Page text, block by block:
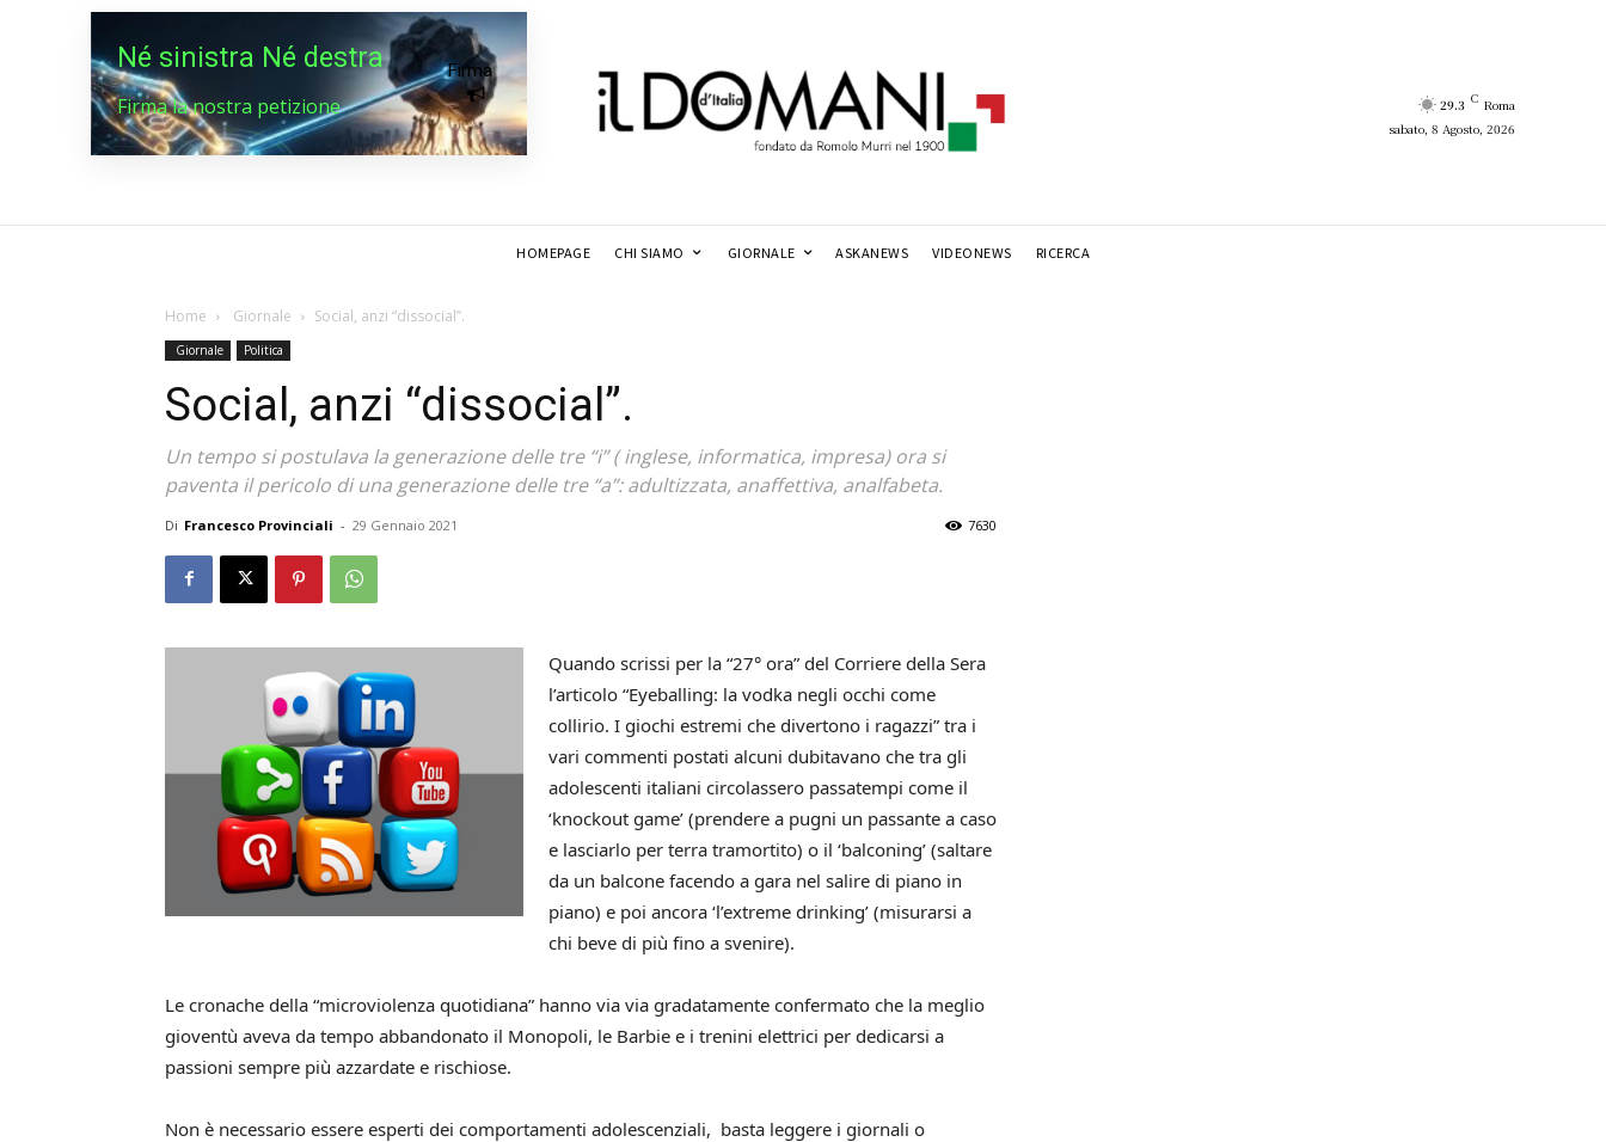
Né sinistra Né destra
Firma la nostra petizione
Firma
29.3 C Roma
sabato, 8 Agosto, 2026
HOMEPAGE CHI SIAMO GIORNALE ASKANEWS VIDEONEWS RICERCA
Home Giornale Social, anzi “dissocial”.
Giornale Politica
Social, anzi “dissocial”.
Un tempo si postulava la generazione delle tre “i” ( inglese, informatica, impresa) ora si
paventa il pericolo di una generazione delle tre “a”: adultizzata, anaffettiva, analfabeta.
Di Francesco Provinciali - 29 Gennaio 2021 7630
Quando scrissi per la “27° ora” del Corriere della Sera
l’articolo “Eyeballing: la vodka negli occhi come
collirio. I giochi estremi che divertono i ragazzi” tra i
vari commenti postati alcuni dubitavano che tra gli
adolescenti italiani circolassero passatempi come il
‘knockout game’ (prendere a pugni un passante a caso
e lasciarlo per terra tramortito) o il ‘balconing’ (saltare
da un balcone facendo a gara nel salire di piano in
piano) e poi ancora ‘l’extreme drinking’ (misurarsi a
chi beve di più fino a svenire).
Le cronache della “microviolenza quotidiana” hanno via via gradatamente confermato che la meglio
gioventù aveva da tempo abbandonato il Monopoli, le Barbie e i trenini elettrici per dedicarsi a
passioni sempre più azzardate e rischiose.
Non è necessario essere esperti dei comportamenti adolescenziali, basta leggere i giornali o